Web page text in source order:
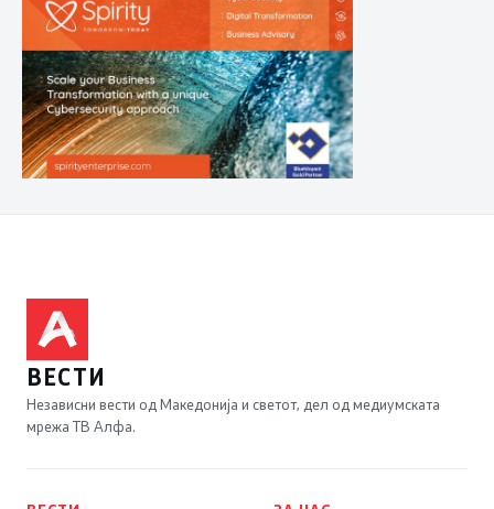
ВЕСТИ
Независни вести од Македонија и светот, дел од медиумската
мрежа ТВ Алфа.